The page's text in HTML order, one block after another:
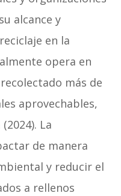
alcance y
en la
opera en
más de
aprovechables,
La
de manera
y reducir el
a rellenos